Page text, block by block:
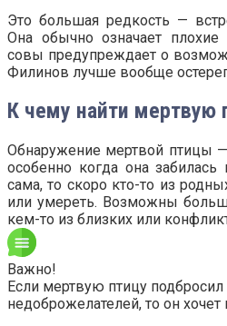
Это большая редкость —
Она обычно означает плохие
совы предупреждает о
Филинов лучше вообще
К чему найти мертвую
Обнаружение мертвой птицы
особенно когда она
сама, то скоро кто-то из
или умереть. Возможны
кем-то из близких или
Важно!
Если мертвую птицу подбросил
недоброжелателей, то он хочет